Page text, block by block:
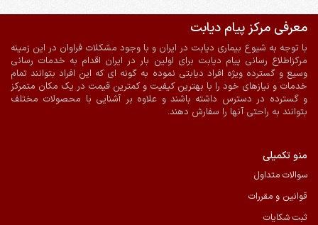
ضمانت اصالت و سلامت فیزیکی کالا
پرداخت آنلاین
ارسال با پیک در شیراز
معرفی مرکز پیام دیابت
با توجه به شیوع بیماری دیابت در ایران و با وجود مشکلات فراوان در این زمینه
مرکزاطلاع رسانی پیام دیابت برای اولین بار در ایران اقدام به خدمات رسانی
وسیع و گسترده ویژه افراد دیابتی نموده به گونه ای که این افراد بتوانند تمام
خدمات و نیازهای خود را با بهترین کیفیت و کمترین قیمت در یک مکان متمرکز
و گسترده در دسترس داشته باشند و علاوه بر آشنایی با محصولات مختلف
بتوانند به راحتی آنها را سفارش دهند.
منو تکمیلی
سوالات متداول
قوانین و مقررات
ثبت شکایات